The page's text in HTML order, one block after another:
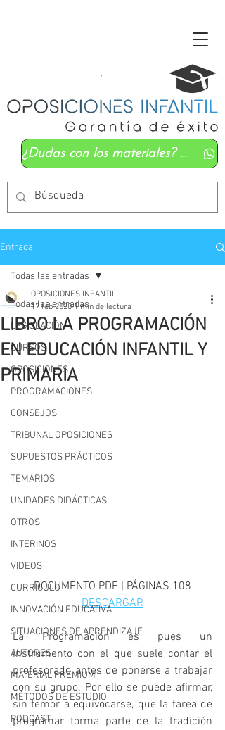
¿Dudas con los materiales? Mándanos un whatsapp
Entrada
Todas las entradas
LEGISLACIÓN
CURSOS
OPOSICIONES
PROGRAMACIONES
CONSEJOS
TRIBUNAL OPOSICIONES
SUPUESTOS PRÁCTICOS
TEMARIOS
UNIDADES DIDÁCTICAS
OTROS
INTERINOS
VIDEOS
CURRÍCULO
INNOVACIÓN EDUCATIVA
SITUACIONES DE APRENDIZAJE
AUTORES
MATERIAL PREMIUM
MÉTODOS DE ESTUDIO
PODCAST
Todas las entradas
LIBRO LA PROGRAMACIÓN
EN EDUCACIÓN INFANTIL Y
PRIMARIA
OPOSICIONES INFANTIL
17 feb 2020 1 min de lectura
DOCUMENTO PDF | PÁGINAS 108
DESCARGAR
La Programación es pues un
instrumento con el que suele contar el
profesorado antes de ponerse a trabajar
con su grupo. Por ello se puede afirmar,
sin temor a equivocarse, que la tarea de
programar forma parte de la tradición